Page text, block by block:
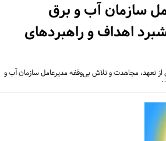
سازمان آب و برق
اهداف و راهبردهای
تعهد، مجاهدت و تلاش بی‌وقفه مدیرعامل سازمان آب و